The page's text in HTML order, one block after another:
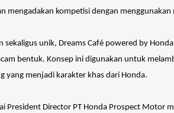
mengadakan kompetisi dengan
sekaligus unik, Dreams Café powered by
bentuk. Konsep ini digunakan untuk
yang menjadi karakter khas dari Honda.
President Director PT Honda Prospect